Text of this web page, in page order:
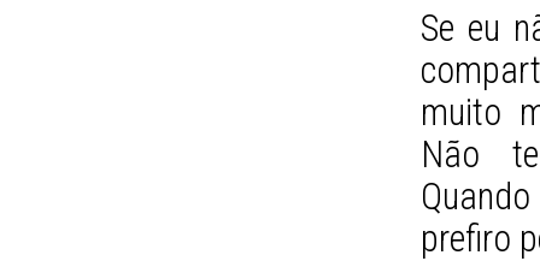
Se eu
muito
Não
prefiro